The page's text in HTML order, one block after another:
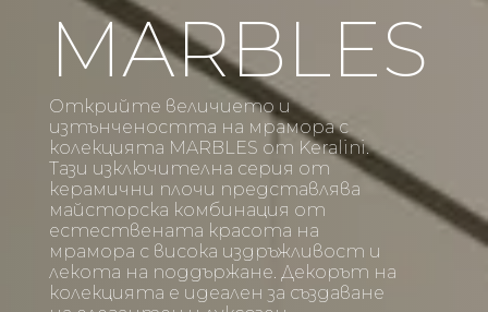
MARBLES
Открийте величието и
изтънчеността на мрамора с
колекцията MARBLES от Keralini.
Тази изключителна серия от
керамични плочи представлява
майсторска комбинация от
естествената красота на
мрамора с висока издръжливост и
лекота на поддържане. Декорът на
колекцията е идеален за създаване